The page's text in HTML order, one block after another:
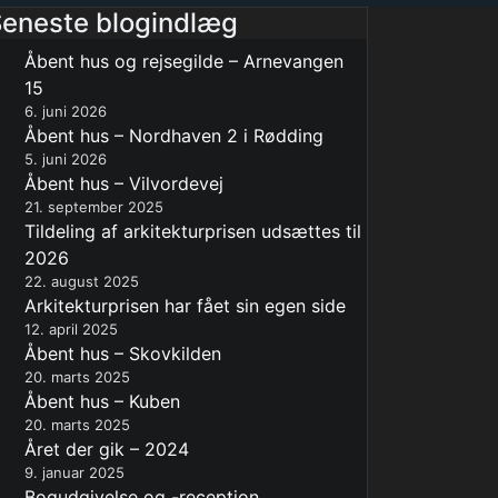
blogindlæg
Åbent hus og rejsegilde – Arnevangen
15
6. juni 2026
Åbent hus – Nordhaven 2 i Rødding
5. juni 2026
Åbent hus – Vilvordevej
21. september 2025
Tildeling af arkitekturprisen udsættes til
2026
22. august 2025
Arkitekturprisen har fået sin egen side
12. april 2025
Åbent hus – Skovkilden
20. marts 2025
Åbent hus – Kuben
20. marts 2025
Året der gik – 2024
9. januar 2025